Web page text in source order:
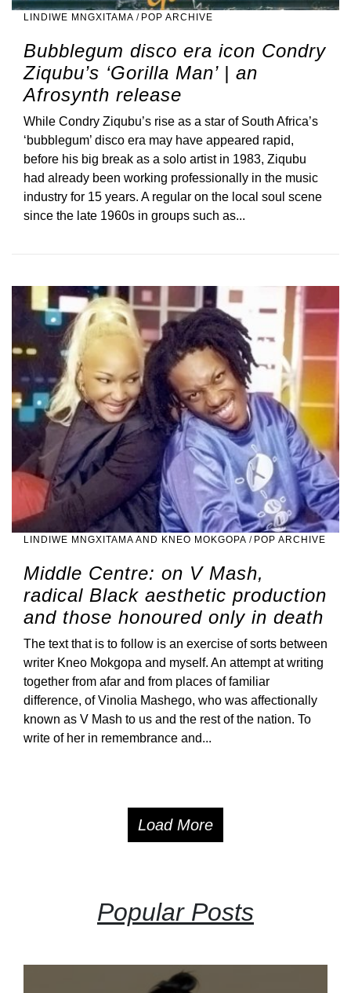
LINDIWE MNGXITAMA / POP ARCHIVE
Bubblegum disco era icon Condry
Ziqubu’s ‘Gorilla Man’ | an
Afrosynth release
While Condry Ziqubu’s rise as a star of South Africa’s
‘bubblegum’ disco era may have appeared rapid,
before his big break as a solo artist in 1983, Ziqubu
had already been working professionally in the music
industry for 15 years. A regular on the local soul scene
since the late 1960s in groups such as...
LINDIWE MNGXITAMA AND KNEO MOKGOPA / POP ARCHIVE
Middle Centre: on V Mash,
radical Black aesthetic production
and those honoured only in death
The text that is to follow is an exercise of sorts between
writer Kneo Mokgopa and myself. An attempt at writing
together from afar and from places of familiar
difference, of Vinolia Mashego, who was affectionally
known as V Mash to us and the rest of the nation. To
write of her in remembrance and...
Load More
Popular Posts